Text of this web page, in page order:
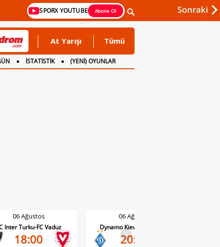
SPORX YOUTUBE Abone Ol
At Yarışı Tümü
İSTATİSTİK
(YENİ) OYUNLAR
06 Ağustos
Inter Turku-FC Vaduz
18:00
06 Ağustos
Dynamo Kiev-Qarabag FK
20:00
>